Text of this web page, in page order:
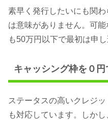
素早く発行したいにも関
は意味がありません。可
も50万円以下で最初は申
キャッシング枠を０
ステータスの高いクレジ
も対応しています。しか